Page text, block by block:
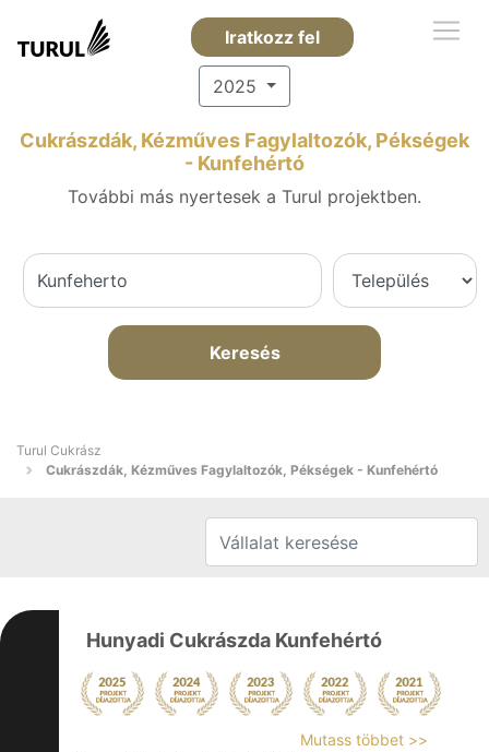
Iratkozz fel
2025
Cukrászdák, Kézműves Fagylaltozók, Pékségek
- Kunfehértó
További más nyertesek a Turul projektben.
Keresés
Turul Cukrász
Cukrászdák, Kézműves Fagylaltozók, Pékségek - Kunfehértó
Hunyadi Cukrászda Kunfehértó
Mutass többet >>